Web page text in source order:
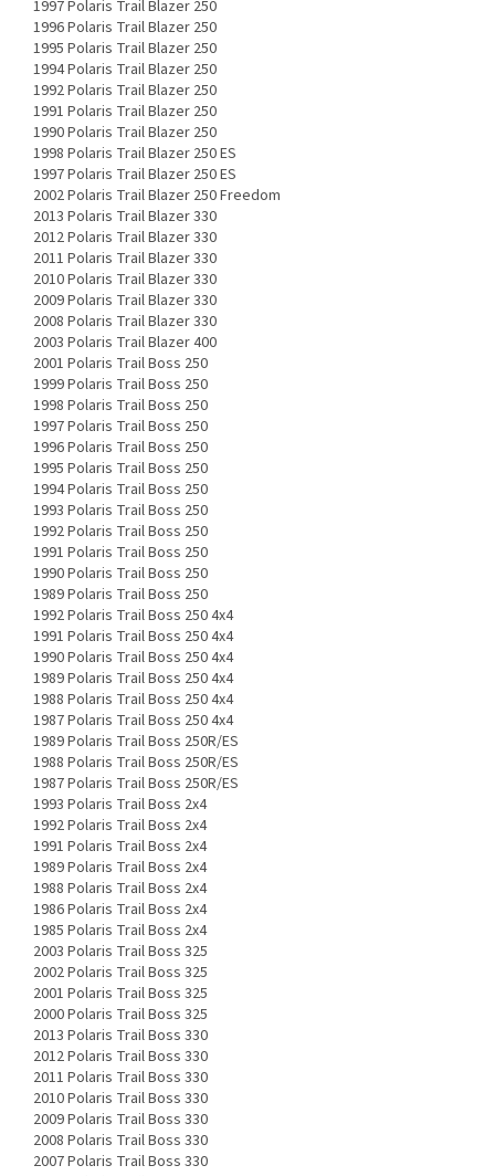
1997 Polaris Trail Blazer 250
1996 Polaris Trail Blazer 250
1995 Polaris Trail Blazer 250
1994 Polaris Trail Blazer 250
1992 Polaris Trail Blazer 250
1991 Polaris Trail Blazer 250
1990 Polaris Trail Blazer 250
1998 Polaris Trail Blazer 250 ES
1997 Polaris Trail Blazer 250 ES
2002 Polaris Trail Blazer 250 Freedom
2013 Polaris Trail Blazer 330
2012 Polaris Trail Blazer 330
2011 Polaris Trail Blazer 330
2010 Polaris Trail Blazer 330
2009 Polaris Trail Blazer 330
2008 Polaris Trail Blazer 330
2003 Polaris Trail Blazer 400
2001 Polaris Trail Boss 250
1999 Polaris Trail Boss 250
1998 Polaris Trail Boss 250
1997 Polaris Trail Boss 250
1996 Polaris Trail Boss 250
1995 Polaris Trail Boss 250
1994 Polaris Trail Boss 250
1993 Polaris Trail Boss 250
1992 Polaris Trail Boss 250
1991 Polaris Trail Boss 250
1990 Polaris Trail Boss 250
1989 Polaris Trail Boss 250
1992 Polaris Trail Boss 250 4x4
1991 Polaris Trail Boss 250 4x4
1990 Polaris Trail Boss 250 4x4
1989 Polaris Trail Boss 250 4x4
1988 Polaris Trail Boss 250 4x4
1987 Polaris Trail Boss 250 4x4
1989 Polaris Trail Boss 250R/ES
1988 Polaris Trail Boss 250R/ES
1987 Polaris Trail Boss 250R/ES
1993 Polaris Trail Boss 2x4
1992 Polaris Trail Boss 2x4
1991 Polaris Trail Boss 2x4
1989 Polaris Trail Boss 2x4
1988 Polaris Trail Boss 2x4
1986 Polaris Trail Boss 2x4
1985 Polaris Trail Boss 2x4
2003 Polaris Trail Boss 325
2002 Polaris Trail Boss 325
2001 Polaris Trail Boss 325
2000 Polaris Trail Boss 325
2013 Polaris Trail Boss 330
2012 Polaris Trail Boss 330
2011 Polaris Trail Boss 330
2010 Polaris Trail Boss 330
2009 Polaris Trail Boss 330
2008 Polaris Trail Boss 330
2007 Polaris Trail Boss 330